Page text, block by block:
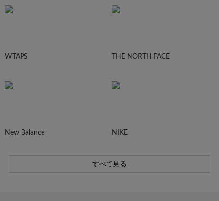
WTAPS THE NORTH FACE
New Balance NIKE
すべて見る